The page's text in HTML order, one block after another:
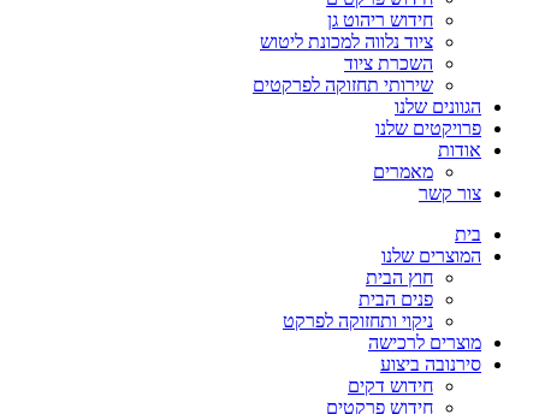
חידוש ריהוט גן
ציוד נלווה למכונת ליטוש
השכרת ציוד
שירותי תחזוקה לפרקטים
הגוונים שלנו
פרויקטים שלנו
אודות
מאמרים
צור קשר
בית
המוצרים שלנו
חוץ הבית
פנים הבית
ניקוי ותחזוקה לפרקט
מוצרים לרכישה
סירנובה ביצוע
חידוש דקים
חידוש פרקטים